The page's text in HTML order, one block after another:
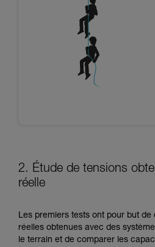
2. Étude de tensions
réelle
Les premiers tests ont pour but de
réelles obtenues avec des
le terrain et de comparer les